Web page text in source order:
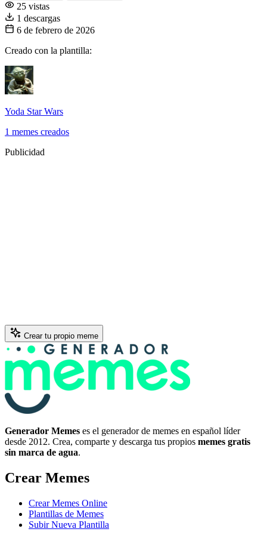
25 vistas
1 descargas
6 de febrero de 2026
Creado con la plantilla:
Yoda Star Wars
1 memes creados
Publicidad
Crear tu propio meme
Generador Memes es el generador de memes en español líder
desde 2012. Crea, comparte y descarga tus propios memes gratis
sin marca de agua.
Crear Memes
Crear Memes Online
Plantillas de Memes
Subir Nueva Plantilla